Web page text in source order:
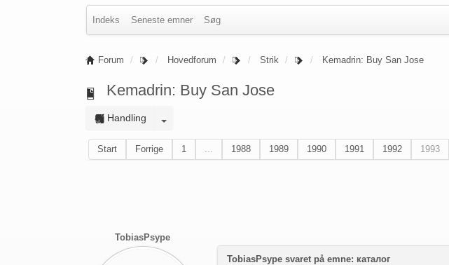
Indeks Seneste emner Søg
Forum Hovedforum Strik Kemadrin: Buy San Jose
Kemadrin: Buy San Jose
Handling
Start Forrige 1 ... 1988 1989 1990 1991 1992 1993
TobiasPsype
TobiasPsype svaret på emne: каталог